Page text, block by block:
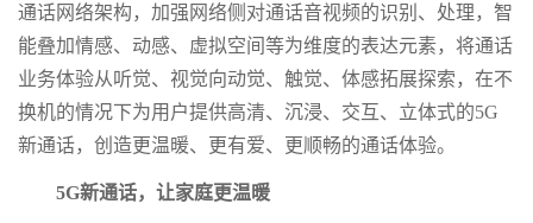
通话网络架构，加强网络侧对通话音视频的识别、处理，智
能叠加情感、动感、虚拟空间等为维度的表达元素，将通话
业务体验从听觉、视觉向动觉、触觉、体感拓展探索，在不
换机的情况下为用户提供高清、沉浸、交互、立体式的5G
新通话，创造更温暖、更有爱、更顺畅的通话体验。
5G新通话，让家庭更温暖